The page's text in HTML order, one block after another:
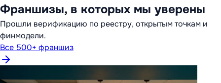
Франшизы, в которых мы уверены
Прошли верификацию по реестру, открытым точкам и
финмодели.
Все 500+ франшиз